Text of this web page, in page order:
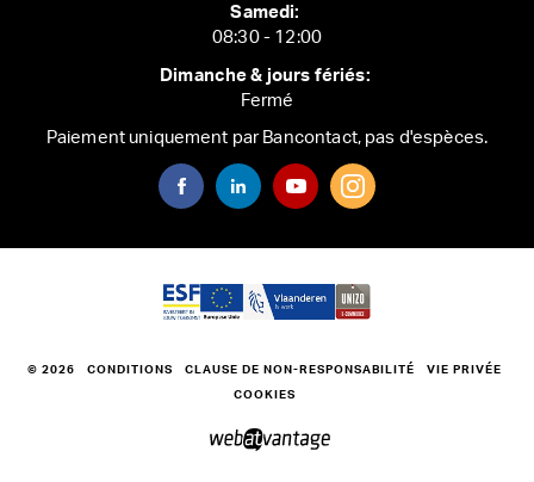
Samedi:
08:30 - 12:00
Dimanche & jours fériés:
Fermé
Paiement uniquement par Bancontact, pas d'espèces.
© 2026 CONDITIONS CLAUSE DE NON-RESPONSABILITÉ VIE PRIVÉE
COOKIES